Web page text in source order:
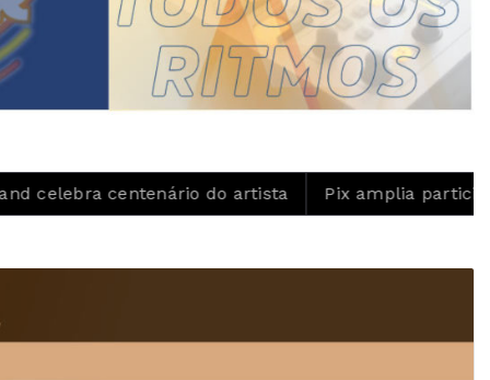
do artista Pix amplia participação nos